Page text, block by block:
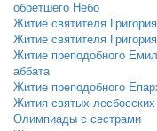
обретшего Небо
Житие святителя
Житие святителя
Житие преподобного
аббата
Житие преподобного
Жития святых
Олимпиады с сестрами